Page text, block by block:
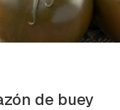
de buey